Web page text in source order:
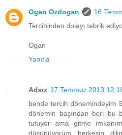
Ogan Ozdogan
16
Tercihinden dolayı tebrik
Ogan
Yanıtla
Adsız 17 Temmuz 2013
bende tercih dönemindeyim
dönemin başından beri bu
tutuyor ama gitme
düşünüyorum herkesin